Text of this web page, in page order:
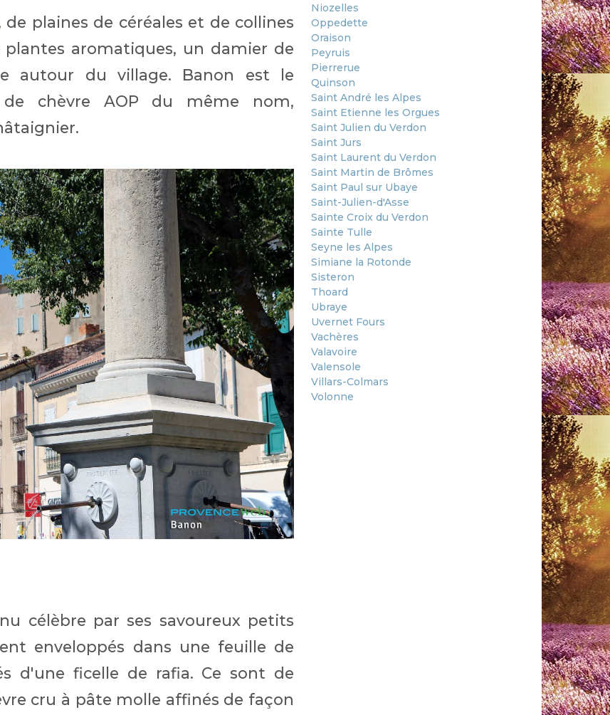
de plaines de céréales et de collines
aromatiques, un damier de
autour du village. Banon est le
chèvre AOP du même nom,
célèbre par ses savoureux petits
enveloppés dans une feuille de
d'une ficelle de rafia. Ce sont de
cru à pâte molle affinés de façon
Niozelles
Oppedette
Oraison
Peyruis
Pierrerue
Quinson
Saint André les Alpes
Saint Etienne les Orgues
Saint Julien du Verdon
Saint Jurs
Saint Laurent du Verdon
Saint Martin de Brômes
Saint Paul sur Ubaye
Saint-Julien-d'Asse
Sainte Croix du Verdon
Sainte Tulle
Seyne les Alpes
Simiane la Rotonde
Sisteron
Thoard
Ubraye
Uvernet Fours
Vachères
Valavoire
Valensole
Villars-Colmars
Volonne